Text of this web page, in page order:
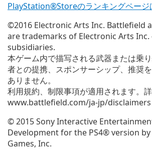
ウ
で
開
PlayStation®Storeのランキングページ
©2016 Electronic Arts Inc. Battlefield
are trademarks of Electronic Arts Inc.
subsidiaries.
本ゲーム内で描写される武器または乗
者との提携、スポンサーシップ、推奨
ありません。
利用規約、制限事項が適用されます。
www.battlefield.com/ja-jp/disclaimers
© 2015 Sony Interactive
Development for the PS4® version
Games, Inc.